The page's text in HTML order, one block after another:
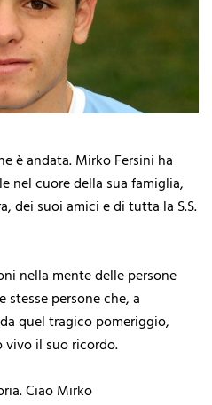
è andata. Mirko Fersini ha
nel cuore della sua famiglia,
dei suoi amici e di tutta la S.S.
nella mente delle persone
persone che, a
quel tragico pomeriggio,
il suo ricordo.
Ciao Mirko